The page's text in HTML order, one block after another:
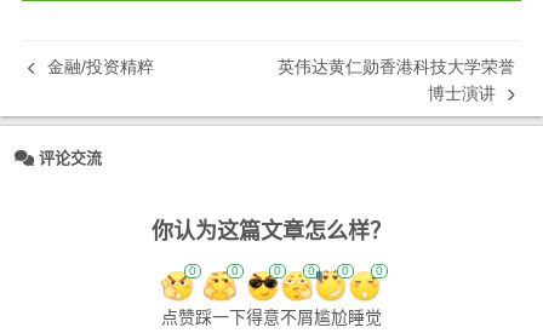
金融/投资精粹
英伟达黄仁勋香港科技大学荣誉
博士演讲
评论交流
你认为这篇文章怎么样？
0
点赞
0
踩一下
0
得意
0
不屑
0
尴尬
0
睡觉